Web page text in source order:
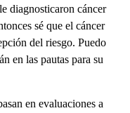
diagnosticaron cáncer
sé que el cáncer
del riesgo. Puedo
en las pautas para su
en evaluaciones a